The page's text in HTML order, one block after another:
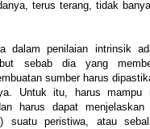
terus terang, tidak
dalam penilaian intrinsik
sebab dia yang
sumber harus
Untuk itu, harus mampu
harus dapat menjelaskan
suatu peristiwa, atau